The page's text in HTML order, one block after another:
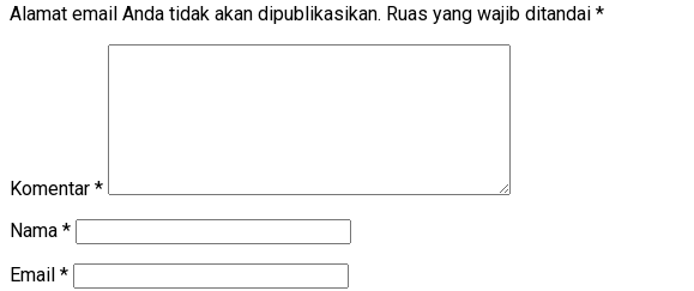
Alamat email Anda tidak akan dipublikasikan. Ruas yang wajib ditandai *
Komentar *
Nama *
Email *